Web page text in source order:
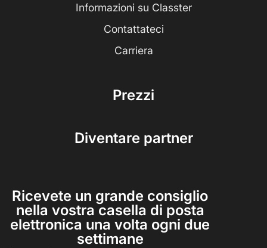
Informazioni su Classter
Contattateci
Carriera
Prezzi
Diventare partner
Ricevete un grande consiglio
nella vostra casella di posta
elettronica una volta ogni due
settimane